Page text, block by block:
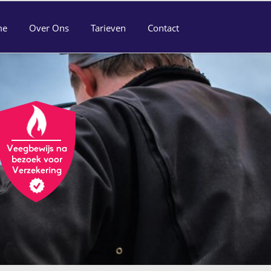
Over Ons Tarieven Contact